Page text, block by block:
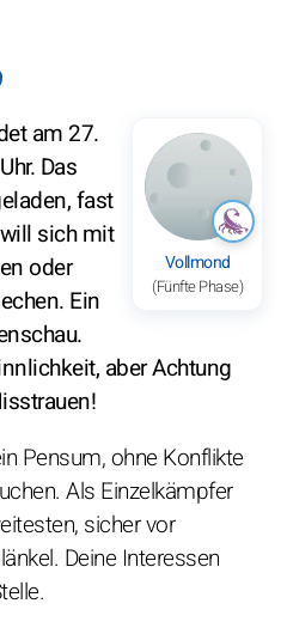
Vollmond
(Fünfte Phase)
am 27.
Das
fast
sich mit
oder
Ein
aber Achtung
Pensum, ohne Konflikte
Als Einzelkämpfer
sicher vor
Deine Interessen